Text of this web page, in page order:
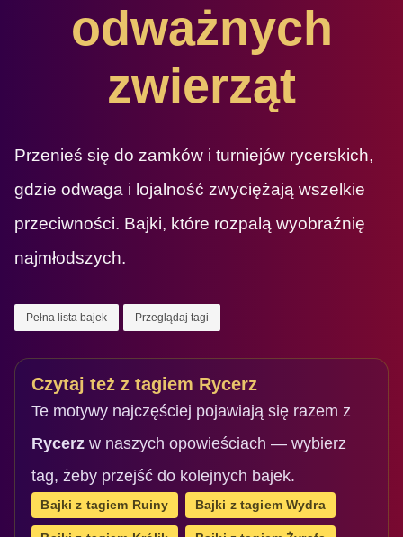
odważnych
zwierząt
Przenieś się do zamków i turniejów rycerskich,
gdzie odwaga i lojalność zwyciężają wszelkie
przeciwności. Bajki, które rozpalą wyobraźnię
najmłodszych.
Pełna lista bajek Przeglądaj tagi
Czytaj też z tagiem Rycerz
Te motywy najczęściej pojawiają się razem z
Rycerzw naszych opowieściach — wybierz
tag, żeby przejść do kolejnych bajek.
Bajki z tagiem Ruiny Bajki z tagiem Wydra